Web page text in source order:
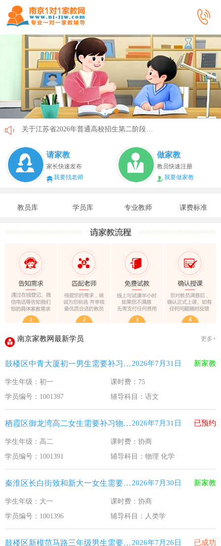
省教育厅最新发文！事关2026年普通高校综合评价招生改革
我市2026年春季学期学生资助申请开始
致全省中小学生家长的一封信
2025年12月江苏教育考试月历
最新！教育部等5部门发布20条举措
​2025年11月江苏教育考试月历
5个新突破！国新办发布会介绍“十四五”时期加快建设教育强
省教育厅最新发文！事关2026年普通高校综合评价招生改革 2026-4-10
我市2026年春季学期学生资助申请开始
速看！新学期开学安全提示！
致全省中小学生家长的一封信 2026-2-3
教育部关于做好2026年普通高校招生工作的通知 [教学(
江苏33个！教育部最新认定2025年第一批义务教育优质均
2025年12月江苏教育考试月历 2025-12-1
请家教
家长快速发布
我要找老师
做家教
教员快速注册
我要做家教
教员库 学员库 专业教师 课费标准
南京家教网最新学员 更多+
鼓楼区中青大厦初一男生需要补习语文2026年7月31日 新家教
学生年级：初一
课时费：75
学员编号：1001397
辅导科目：语文
栖霞区御龙湾高二女生需要补习物理 化学2026年7月31日 已预约
学生年级：高二
课时费：协商
学员编号：1001391
辅导科目：物理 化学
秦淮区长白街致和新大一女生需要补习人类学2026年7月30日 新家教
学生年级：大一
课时费：协商
学员编号：1001396
辅导科目：人类学
鼓楼区新模范马路三年级男生需要补习英语2026年7月26日 已成功